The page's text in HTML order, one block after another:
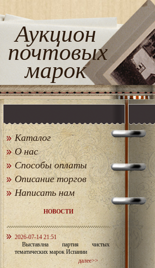
Аукцион
почтовых
марок
Каталог
О нас
Способы оплаты
Описание торгов
Написать нам
НОВОСТИ
2026-07-14 21:51
Выставлна партия чистых
тематических марок Испании
далее>>